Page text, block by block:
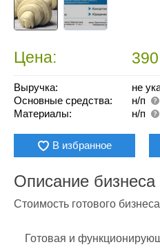
Цена:
Выручка:
не
Основные средства:
н/п
Материалы:
н/п
В избранное
Описание бизнеса
Стоимость готового